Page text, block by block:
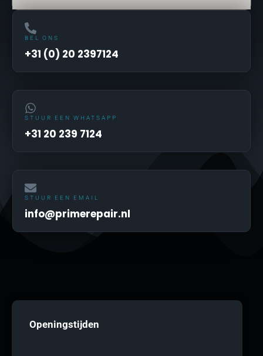
BEL ONS
+31 (0) 20 2397124
STUUR EEN WHATSAPP
+31 20 239 7124
STUUR EEN EMAIL
info@primerepair.nl
Openingstijden